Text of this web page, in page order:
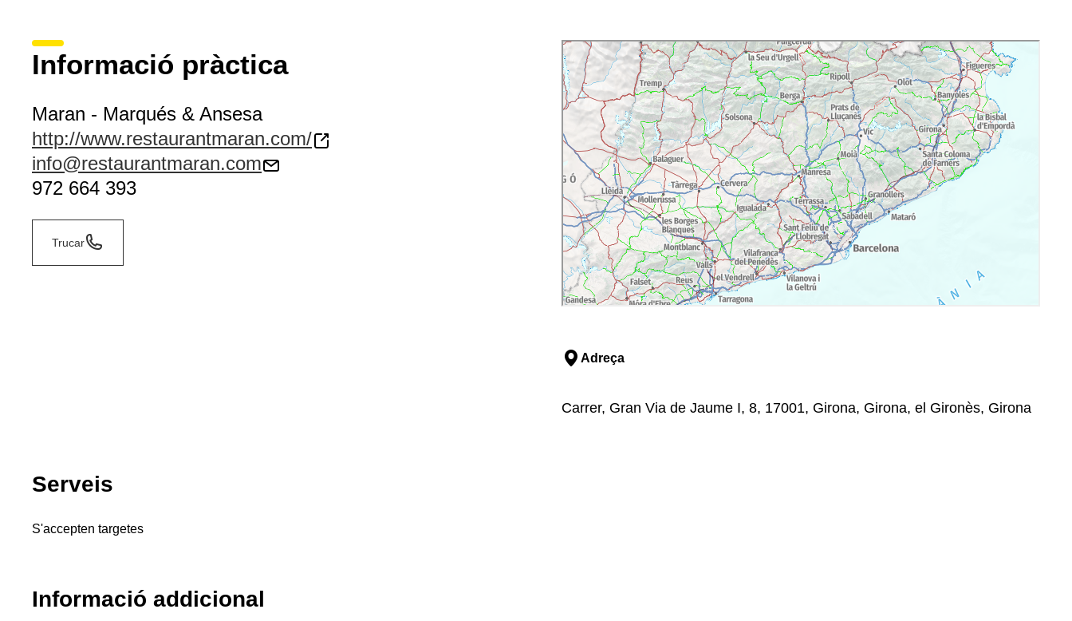
Informació pràctica
Maran - Marqués & Ansesa
http://www.restaurantmaran.com/
info@restaurantmaran.com
972 664 393
Trucar
Adreça
Carrer, Gran Via de Jaume I, 8, 17001, Girona, Girona, el Gironès, Girona
Serveis
S'accepten targetes
Informació addicional